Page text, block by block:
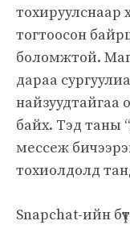
тохируулснаар
тогтоосон
боломжтой.
дараа
найзуудтайгаа
байх. Тэд таны
мессеж
тохиолдолд
Snapchat-ийн